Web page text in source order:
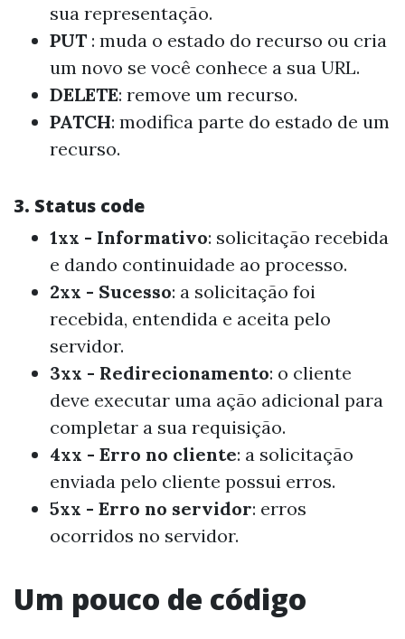
sua representação.
PUT : muda o estado do recurso ou cria
um novo se você conhece a sua URL.
DELETE: remove um recurso.
PATCH: modifica parte do estado de um
recurso.
3. Status code
1xx - Informativo: solicitação recebida
e dando continuidade ao processo.
2xx - Sucesso: a solicitação foi
recebida, entendida e aceita pelo
servidor.
3xx - Redirecionamento: o cliente
deve executar uma ação adicional para
completar a sua requisição.
4xx - Erro no cliente: a solicitação
enviada pelo cliente possui erros.
5xx - Erro no servidor: erros
ocorridos no servidor.
Um pouco de código